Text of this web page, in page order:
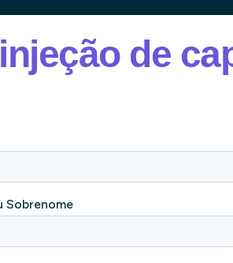
injeção de